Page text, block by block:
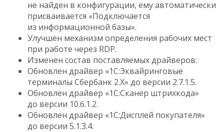
не найден в конфигурации, ему автоматически
присваивается «Подключается
из информационной базы».
Улучшен механизм определения рабочих мест
при работе через RDP.
Изменен состав поставляемых драйверов:
Обновлен драйвер «1С:Эквайринговые
терминалы Сбербанк 2.Х» до версии 2.7.1.5.
Обновлен драйвер «1С:Сканер штрихкода»
до версии 10.6.1.2.
Обновлен драйвер «1C:Дисплей покупателя»
до версии 5.1.3.4.